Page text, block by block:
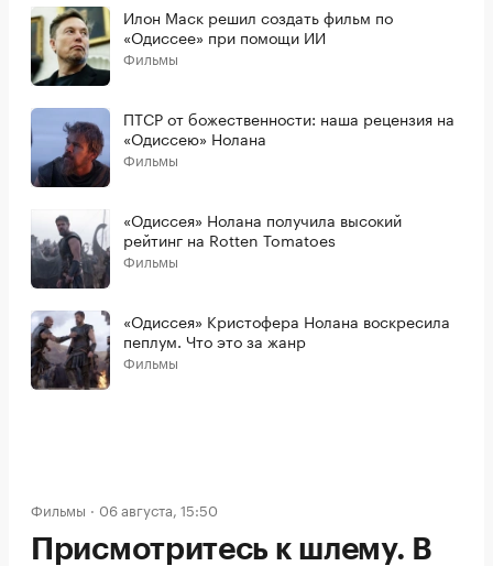
Илон Маск решил создать фильм по
«Одиссее» при помощи ИИ
Фильмы
ПТСР от божественности: наша рецензия на
«Одиссею» Нолана
Фильмы
«Одиссея» Нолана получила высокий
рейтинг на Rotten Tomatoes
Фильмы
«Одиссея» Кристофера Нолана воскресила
пеплум. Что это за жанр
Фильмы
Фильмы 06 августа, 15:50
Присмотритесь к шлему. В